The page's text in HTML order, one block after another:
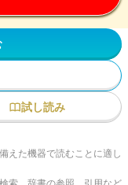
試し読み
えた機器で読むことに適し